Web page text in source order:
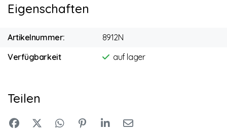
Eigenschaften
Artikelnummer:
8912N
Verfügbarkeit
auf lager
Teilen